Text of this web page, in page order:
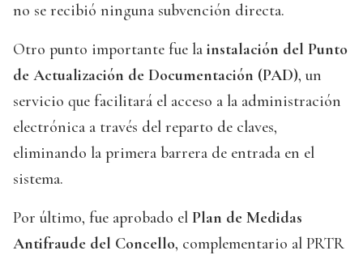
no se recibió ninguna subvención directa.
Otro punto importante fue la instalación del Punto
de Actualización de Documentación (PAD), un
servicio que facilitará el acceso a la administración
electrónica a través del reparto de claves,
eliminando la primera barrera de entrada en el
sistema.
Por último, fue aprobado el Plan de Medidas
Antifraude del Concello, complementario al PRTR